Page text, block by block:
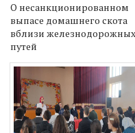
О несанкционированном
выпасе домашнего скота
вблизи железнодорожных
путей